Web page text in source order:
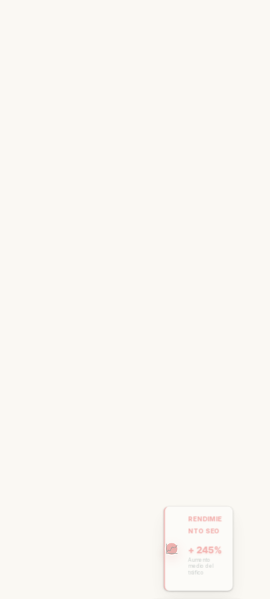
📈
RENDIMIE
NTO SEO
+ 245%
Aumento
medio del
tráfico